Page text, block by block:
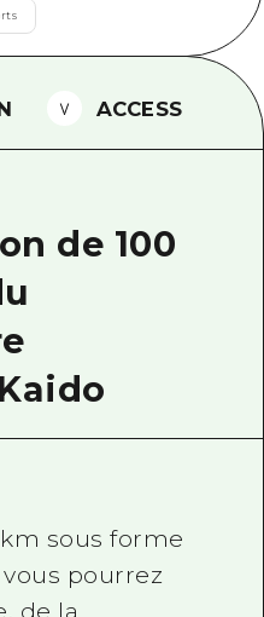
sur le transport en
ACCESS
de 100
sous forme
pourrez